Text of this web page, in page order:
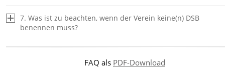
7. Was ist zu beachten, wenn der Verein keine(n) DSB
benennen muss?
FAQ als PDF-Download